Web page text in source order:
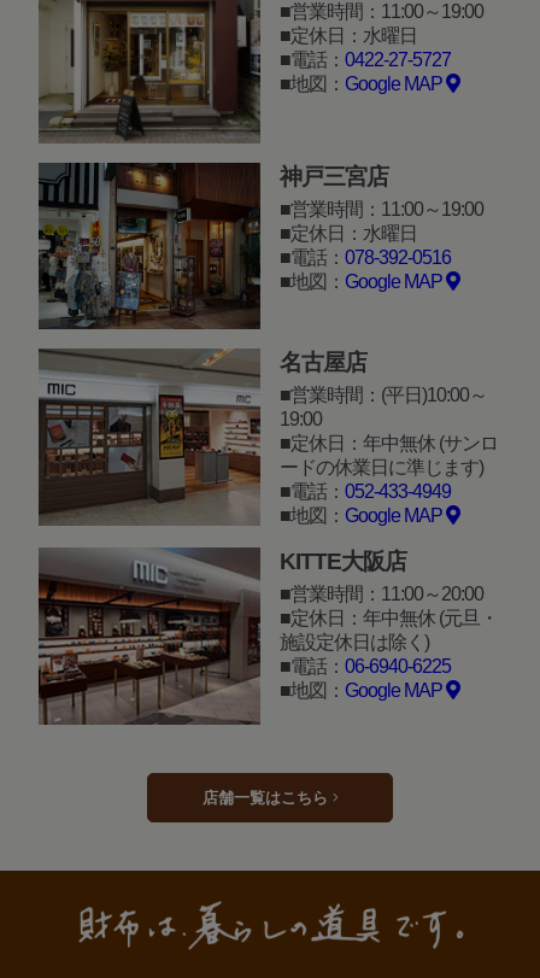
営業時間：11:00～19:00
定休日：水曜日
電話： 0422-27-5727
地図： Google MAP
神戸三宮店
営業時間：11:00～19:00
定休日：水曜日
電話： 078-392-0516
地図： Google MAP
名古屋店
営業時間：(平日)10:00～
19:00
定休日：年中無休 (サンロ
ードの休業日に準じます)
電話： 052-433-4949
地図： Google MAP
KITTE大阪店
営業時間：11:00～20:00
定休日：年中無休 (元旦・
施設定休日は除く)
電話： 06-6940-6225
地図： Google MAP
店舗一覧はこちら